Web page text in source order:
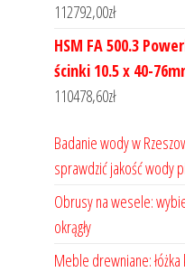
112792,00zł
HSM FA 500.3
ścinki 10.5 x 40-
110478,60zł
Badanie wody w
sprawdzić jakość wody
Obrusy na wesele:
okrągły
Meble drewniane: